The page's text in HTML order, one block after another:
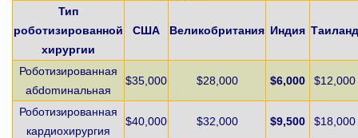
Тип
роботизированной
хирургии
США Великобритания Индия Таиланд
Роботизированная
абdomинальная
$35,000 $28,000 $6,000 $12,000
Роботизированная
кардиохирургия
$40,000 $32,000 $9,500 $18,000